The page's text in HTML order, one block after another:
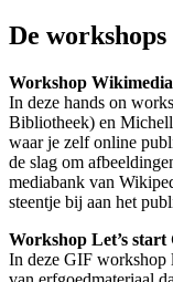
De workshops
Workshop
In deze hands on
Bibliotheek) en
waar je zelf online
de slag om
mediabank van
steentje bij aan het
Workshop Let’s
In deze GIF workshop